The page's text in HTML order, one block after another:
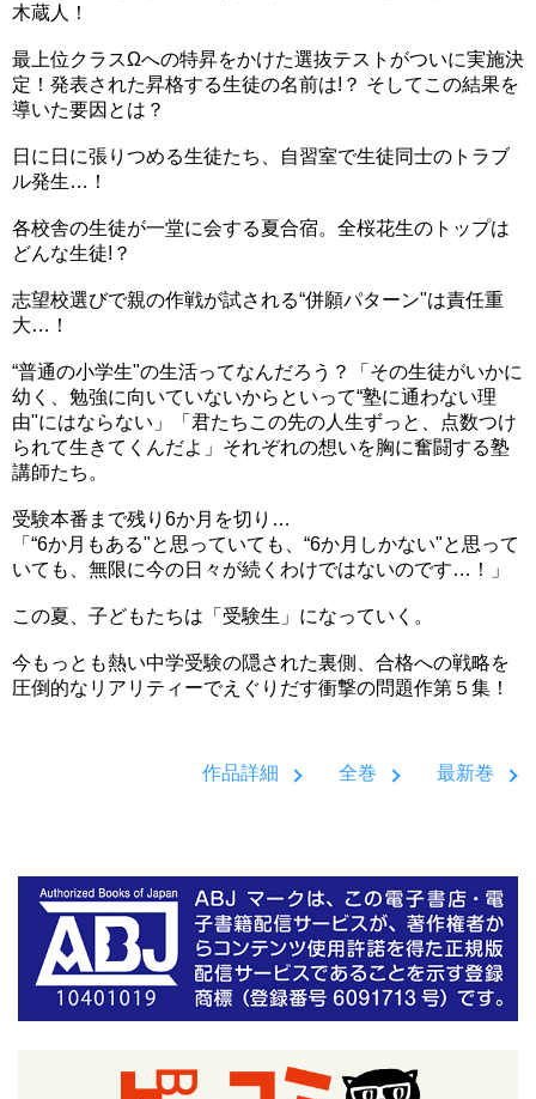
木蔵人！
最上位クラスΩへの特昇をかけた選抜テストがついに実施決
定！発表された昇格する生徒の名前は!？ そしてこの結果を
導いた要因とは？
日に日に張りつめる生徒たち、自習室で生徒同士のトラブ
ル発生…！
各校舎の生徒が一堂に会する夏合宿。全桜花生のトップは
どんな生徒!？
志望校選びで親の作戦が試される“併願パターン"は責任重
大…！
“普通の小学生"の生活ってなんだろう？「その生徒がいかに
幼く、勉強に向いていないからといって“塾に通わない理
由"にはならない」「君たちこの先の人生ずっと、点数つけ
られて生きてくんだよ」それぞれの想いを胸に奮闘する塾
講師たち。
受験本番まで残り6か月を切り…
「“6か月もある"と思っていても、“6か月しかない"と思って
いても、無限に今の日々が続くわけではないのです…！」
この夏、子どもたちは「受験生」になっていく。
今もっとも熱い中学受験の隠された裏側、合格への戦略を
圧倒的なリアリティーでえぐりだす衝撃の問題作第５集！
作品詳細 全巻 最新巻